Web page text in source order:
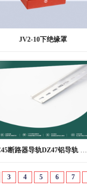
JV2-10下绝缘罩
C45断路器导轨DZ47铝导轨 U型导轨
3 4 5 6 7